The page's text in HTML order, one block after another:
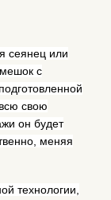
сеянец или
с
свою
он будет
меняя
технологии,